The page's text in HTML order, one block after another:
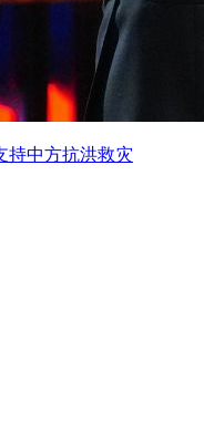
持中方抗洪救灾